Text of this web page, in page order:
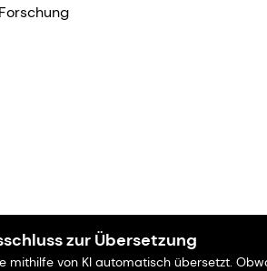
zur Übersetzung
mithilfe von KI automatisch übersetzt.